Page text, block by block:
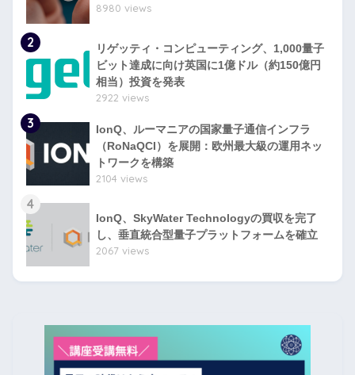
8980 views
2
リゲッティ・コンピューティング、1,000量子
ビット達成に向け英国に1億ドル（約150億円
相当）投資を発表
2922 views
3
IonQ、ルーマニアの国家量子通信インフラ
（RoNaQCI）を展開：欧州最大級の運用ネッ
トワークを構築
2104 views
4
IonQ、SkyWater Technologyの買収を完了
し、垂直統合型量子プラットフォームを確立
2067 views